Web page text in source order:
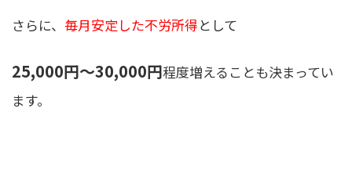
さらに、 毎月安定した不労所得として
25,000円〜30,000円程度増えることも決まってい
ます。